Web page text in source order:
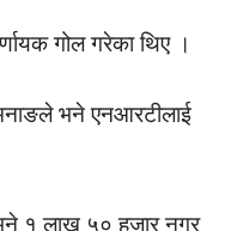
गोल गरेका थिए ।
भने एनआरटीलाई
१ लाख ५० हजार नगर